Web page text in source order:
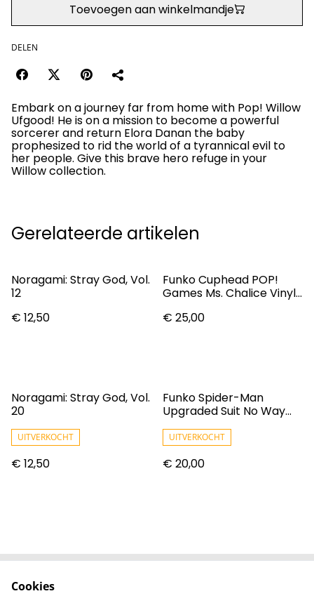
Toevoegen aan winkelmandje
DELEN
Embark on a journey far from home with Pop! Willow
Ufgood! He is on a mission to become a powerful
sorcerer and return Elora Danan the baby
prophesized to rid the world of a tyrannical evil to
her people. Give this brave hero refuge in your
Willow collection.
Gerelateerde artikelen
Noragami: Stray God, Vol.
12
€ 12,50
Funko Cuphead POP!
Games Ms. Chalice Vinyl
€ 25,00
Noragami: Stray God, Vol.
20
UITVERKOCHT
€ 12,50
Funko Spider-Man
Upgraded Suit No Way
Figure N° 923
UITVERKOCHT
€ 20,00
Cookies